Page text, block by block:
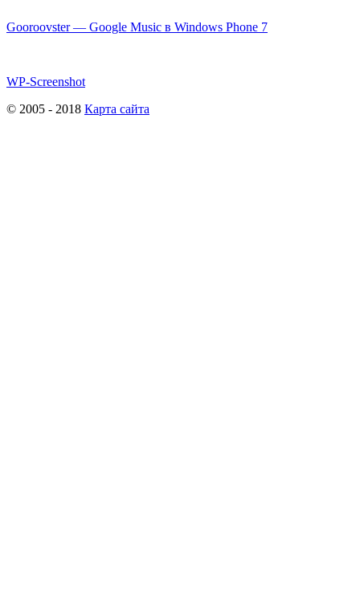
Gooroovster — Google Music в Windows Phone 7
WP-Screenshot
© 2005 - 2018 Карта сайта